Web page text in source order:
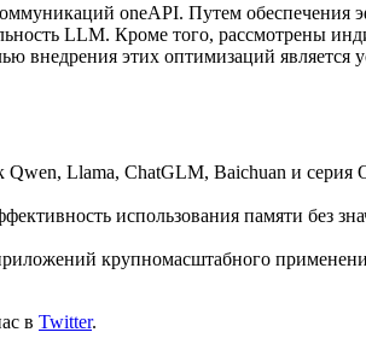
oneAPI. Путем обеспечения
LLM. Кроме того, рассмотрены
внедрения этих оптимизаций является
Llama, ChatGLM, Baichuan и серия
использования памяти без
крупномасштабного
в Twitter.